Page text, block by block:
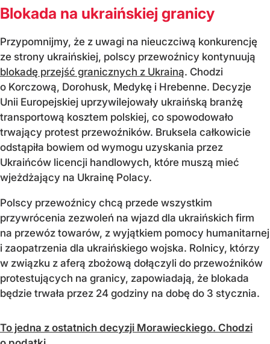
Blokada na ukraińskiej granicy
Przypomnijmy, że z uwagi na nieuczciwą konkurencję
ze strony ukraińskiej, polscy przewoźnicy kontynuują
blokadę przejść granicznych z Ukrainą. Chodzi
o Korczową, Dorohusk, Medykę i Hrebenne. Decyzje
Unii Europejskiej uprzywilejowały ukraińską branżę
transportową kosztem polskiej, co spowodowało
trwający protest przewoźników. Bruksela całkowicie
odstąpiła bowiem od wymogu uzyskania przez
Ukraińców licencji handlowych, które muszą mieć
wjeżdżający na Ukrainę Polacy.
Polscy przewoźnicy chcą przede wszystkim
przywrócenia zezwoleń na wjazd dla ukraińskich firm
na przewóz towarów, z wyjątkiem pomocy humanitarnej
i zaopatrzenia dla ukraińskiego wojska. Rolnicy, którzy
w związku z aferą zbożową dołączyli do przewoźników
protestujących na granicy, zapowiadają, że blokada
będzie trwała przez 24 godziny na dobę do 3 stycznia.
To jedna z ostatnich decyzji Morawieckiego. Chodzi